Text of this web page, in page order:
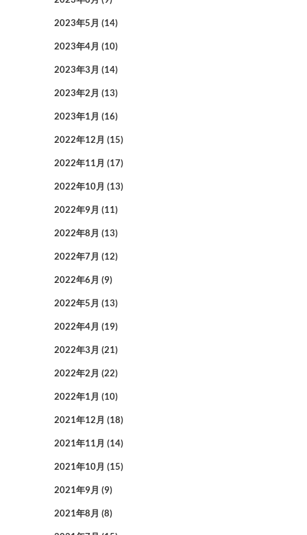
2023年5月 (14)
2023年4月 (10)
2023年3月 (14)
2023年2月 (13)
2023年1月 (16)
2022年12月 (15)
2022年11月 (17)
2022年10月 (13)
2022年9月 (11)
2022年8月 (13)
2022年7月 (12)
2022年6月 (9)
2022年5月 (13)
2022年4月 (19)
2022年3月 (21)
2022年2月 (22)
2022年1月 (10)
2021年12月 (18)
2021年11月 (14)
2021年10月 (15)
2021年9月 (9)
2021年8月 (8)